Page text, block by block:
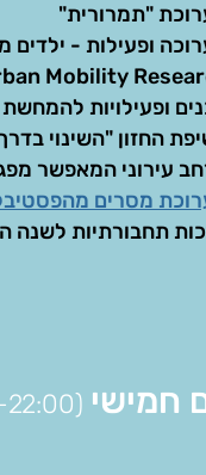
"תמרורית"
ופעילות -
Mobility
ופעילויות
החזון "השינוי
עירוני המאפשר
מסרים
תחבורתיות לשנה
חמישי (18:00-22:00 )